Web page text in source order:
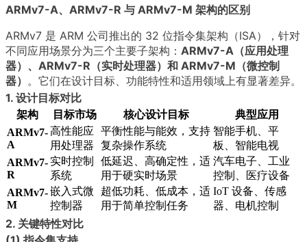
ARMv7-A、ARMv7-R 与 ARMv7-M 架构的区别
ARMv7 是 ARM 公司推出的 32 位指令集架构（ISA），针对
不同应用场景分为三个主要子架构： ARMv7-A（应用处理
器）、ARMv7-R（实时处理器）和 ARMv7-M（微控制
器） 。它们在设计目标、功能特性和适用领域上有显著差异。
1. 设计目标对比
架构 目标市场 核心设计目标
典型应用
ARMv7-
A
高性能应
用处理器
平衡性能与能效，支持
复杂操作系统
智能手机、平
板、智能电视
ARMv7-
R
实时控制
系统
低延迟、高确定性，适
用于硬实时场景
汽车电子、工业
控制、医疗设备
ARMv7-
M
嵌入式微
控制器
超低功耗、低成本，适
用于简单控制任务
IoT 设备、传感
器、电机控制
2. 关键特性对比